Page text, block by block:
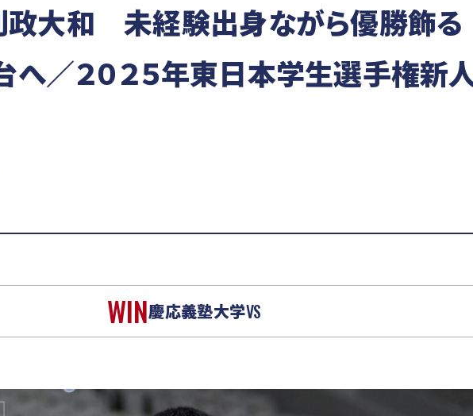
則政大和 未経験出身ながら優勝飾
／２０２５年東日本学生選手権新
WIN慶応義塾大学VS